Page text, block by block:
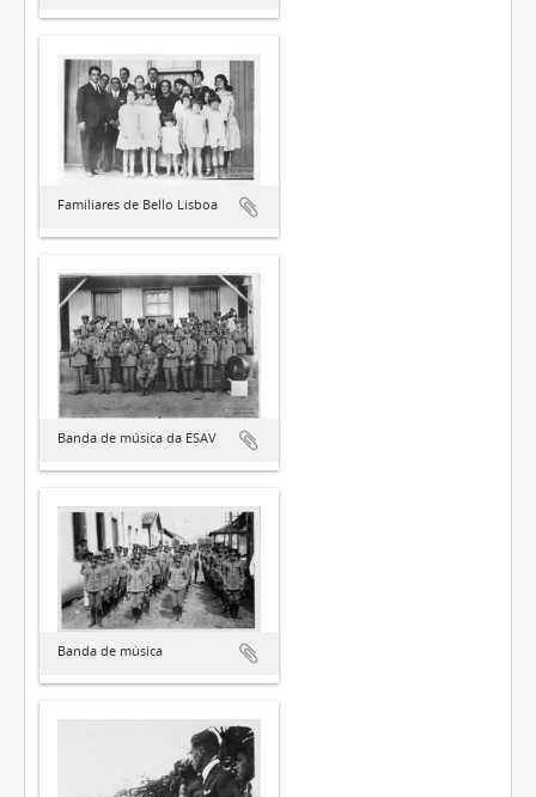
Familiares de Bello Lisboa
Banda de música da ESAV
Banda de música